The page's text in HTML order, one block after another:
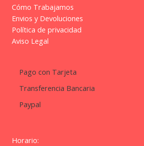
Cómo Trabajamos
Envios y Devoluciones
Política de privacidad
Aviso Legal
Pago con Tarjeta
Transferencia Bancaria
Paypal
Horario: